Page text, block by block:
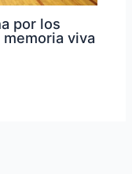
por los
viva